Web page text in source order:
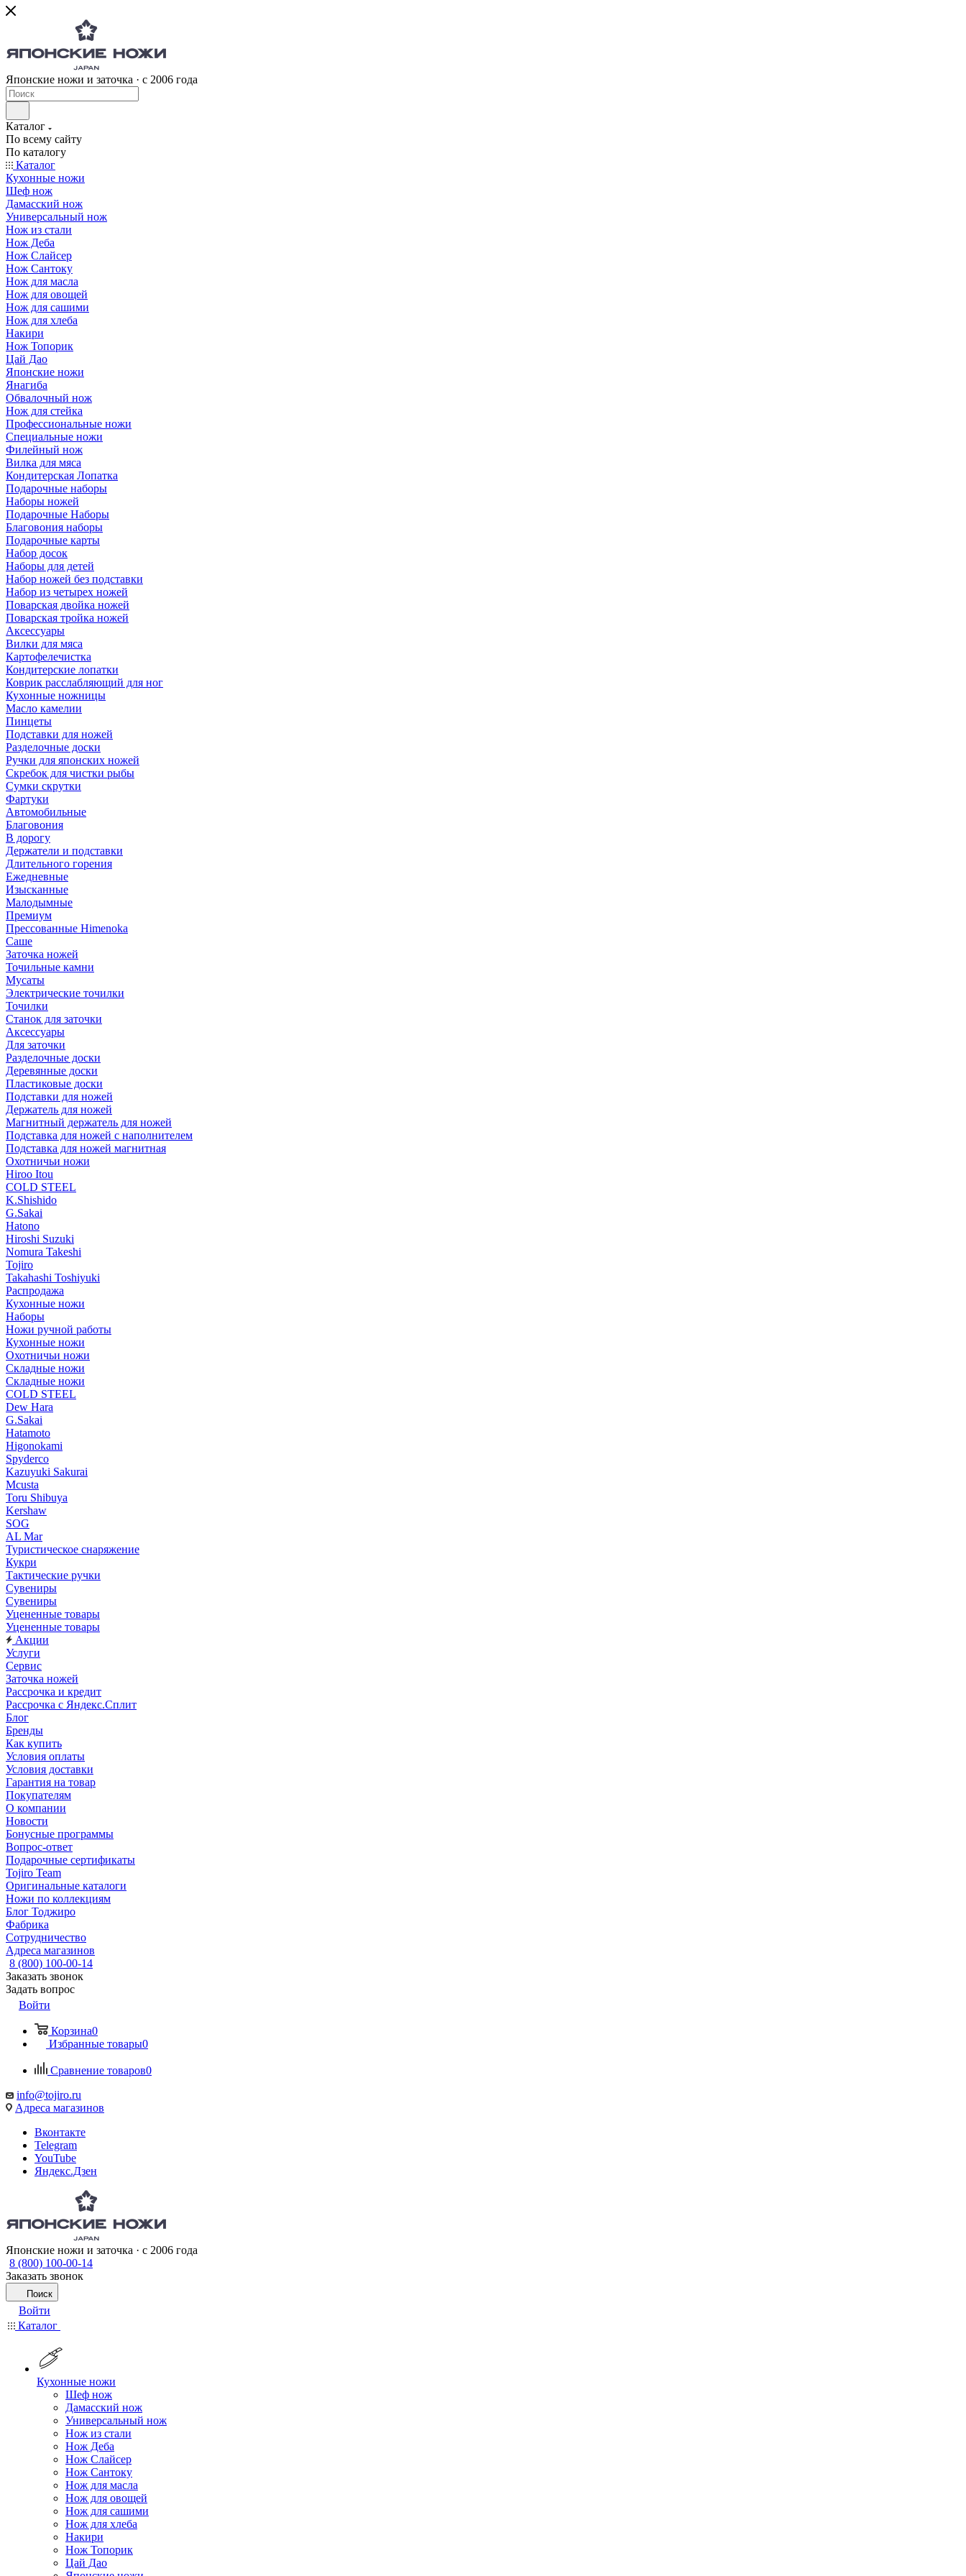
Японские ножи и заточка · с 2006 года
Каталог
По всему сайту
По каталогу
Каталог
Кухонные ножи
Шеф нож
Дамасский нож
Универсальный нож
Нож из стали
Нож Деба
Нож Слайсер
Нож Сантоку
Нож для масла
Нож для овощей
Нож для сашими
Нож для хлеба
Накири
Нож Топорик
Цай Дао
Японские ножи
Янагиба
Обвалочный нож
Нож для стейка
Профессиональные ножи
Специальные ножи
Филейный нож
Вилка для мяса
Кондитерская Лопатка
Подарочные наборы
Наборы ножей
Подарочные Наборы
Благовония наборы
Подарочные карты
Набор досок
Наборы для детей
Набор ножей без подставки
Набор из четырех ножей
Поварская двойка ножей
Поварская тройка ножей
Аксессуары
Вилки для мяса
Картофелечистка
Кондитерские лопатки
Коврик расслабляющий для ног
Кухонные ножницы
Масло камелии
Пинцеты
Подставки для ножей
Разделочные доски
Ручки для японских ножей
Скребок для чистки рыбы
Сумки скрутки
Фартуки
Автомобильные
Благовония
В дорогу
Держатели и подставки
Длительного горения
Ежедневные
Изысканные
Малодымные
Премиум
Прессованные Himenoka
Саше
Заточка ножей
Точильные камни
Мусаты
Электрические точилки
Точилки
Станок для заточки
Аксессуары
Для заточки
Разделочные доски
Деревянные доски
Пластиковые доски
Подставки для ножей
Держатель для ножей
Магнитный держатель для ножей
Подставка для ножей с наполнителем
Подставка для ножей магнитная
Охотничьи ножи
Hiroo Itou
COLD STEEL
K.Shishido
G.Sakai
Hatono
Hiroshi Suzuki
Nomura Takeshi
Tojiro
Takahashi Toshiyuki
Распродажа
Кухонные ножи
Наборы
Ножи ручной работы
Кухонные ножи
Охотничьи ножи
Складные ножи
Складные ножи
COLD STEEL
Dew Hara
G.Sakai
Hatamoto
Higonokami
Spyderco
Kazuyuki Sakurai
Mcusta
Toru Shibuya
Kershaw
SOG
AL Mar
Туристическое снаряжение
Кукри
Тактические ручки
Сувениры
Сувениры
Уцененные товары
Уцененные товары
Акции
Услуги
Сервис
Заточка ножей
Рассрочка и кредит
Рассрочка с Яндекс.Сплит
Блог
Бренды
Как купить
Условия оплаты
Условия доставки
Гарантия на товар
Покупателям
О компании
Новости
Бонусные программы
Вопрос-ответ
Подарочные сертификаты
Tojiro Team
Оригинальные каталоги
Ножи по коллекциям
Блог Тоджиро
Фабрика
Сотрудничество
Адреса магазинов
8 (800) 100-00-14
Заказать звонок
Задать вопрос
Войти
Корзина0
Избранные товары0
Сравнение товаров0
info@tojiro.ru
Адреса магазинов
Вконтакте
Telegram
YouTube
Яндекс.Дзен
Японские ножи и заточка · с 2006 года
8 (800) 100-00-14
Заказать звонок
Поиск
Войти
Каталог
Кухонные ножи
Шеф нож
Дамасский нож
Универсальный нож
Нож из стали
Нож Деба
Нож Слайсер
Нож Сантоку
Нож для масла
Нож для овощей
Нож для сашими
Нож для хлеба
Накири
Нож Топорик
Цай Дао